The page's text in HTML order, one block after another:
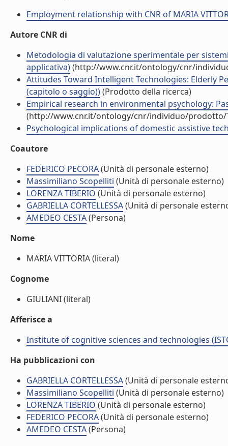
Employment relationship with CNR of MARIA
Autore CNR di
Metodologia di valutazione sperimentale per
applicativa)(http://www.cnr.it/ontology/cnr/
Attitudes Toward Intelligent Technologies: Elderly
(capitolo o saggio))(Prodotto della ricerca)
Empirical research in environmental psychology:
(http://www.cnr.it/ontology/cnr/individuo/prodotto/
Psychological implications of domestic assistive
Coautore
FEDERICO PECORA(Unità di personale esterno)
Massimiliano Scopelliti (Unità di personale esterno)
LORENZA TIBERIO (Unità di personale esterno)
GABRIELLA CORTELLESSA(Unità di personale
AMEDEO CESTA(Persona)
Nome
MARIA VITTORIA (literal)
Cognome
GIULIANI (literal)
Afferisce a
Institute of cognitive sciences and technologies
Ha pubblicazioni con
GABRIELLA CORTELLESSA(Unità di personale
Massimiliano Scopelliti (Unità di personale esterno)
LORENZA TIBERIO (Unità di personale esterno)
FEDERICO PECORA(Unità di personale esterno)
AMEDEO CESTA(Persona)